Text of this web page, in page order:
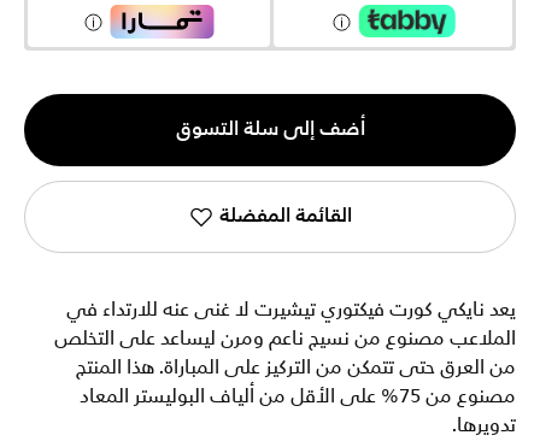
الكمية
1
أضف إلى سلة التسوق
القائمة المفضلة
يعد نايكي كورت فيكتوري تيشيرت لا غنى عنه للارتداء في
الملاعب مصنوع من نسيج ناعم ومرن ليساعد على التخلص
من العرق حتى تتمكن من التركيز على المباراة. هذا المنتج
مصنوع من 75% على الأقل من ألياف البوليستر المعاد
تدويرها.